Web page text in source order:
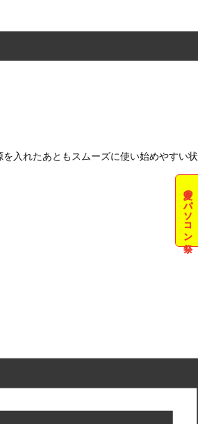
夏のパソコン祭
入れたあともスムーズに使い始めやすい